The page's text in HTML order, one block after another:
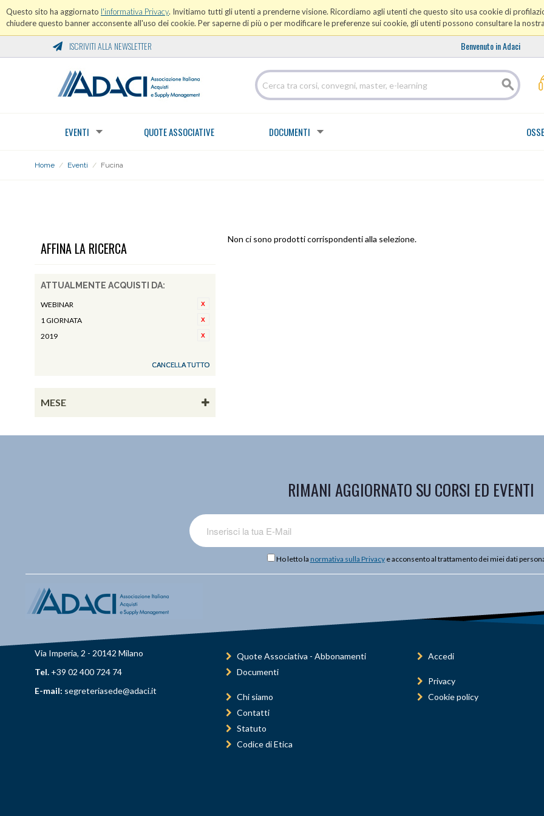
Questo sito ha aggiornato l'informativa Privacy. Invitiamo tutti gli utenti a prenderne visione. Ricordiamo agli utenti che questo sito usa cookie di
chiudere questo banner acconsente all'uso dei cookie. Per saperne di più o per modificare le preferenze sui cookie, gli utenti possono consultare la nostra
ISCRIVITI ALLA NEWSLETTER Benvenuto in Adaci
EVENTI QUOTE ASSOCIATIVE DOCUMENTI
Home / Eventi / Fucina
AFFINA LA RICERCA
ATTUALMENTE ACQUISTI DA:
WEBINAR
1 GIORNATA
2019
CANCELLA TUTTO
MESE
Non ci sono prodotti corrispondenti alla selezione.
RIMANI AGGIORNATO SU CORSI ED EVENTI
Ho letto la normativa sulla Privacye acconsento al trattamento dei miei dati
Via Imperia, 2 - 20142 Milano
Tel. +39 02 400 724 74
E-mail: segreteriasede@adaci.it
Quote Associativa - Abbonamenti
Documenti
Chi siamo
Contatti
Statuto
Codice di Etica
Accedi
Privacy
Cookie policy